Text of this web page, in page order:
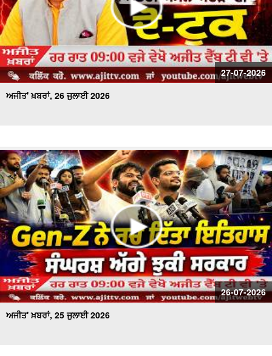
27-07-2026
ਅਜੀਤ' ਖ਼ਬਰਾਂ, 26 ਜੁਲਾਈ 2026
26-07-2026
ਅਜੀਤ' ਖ਼ਬਰਾਂ, 25 ਜੁਲਾਈ 2026